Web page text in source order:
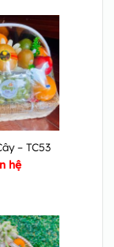
– TC53
hệ